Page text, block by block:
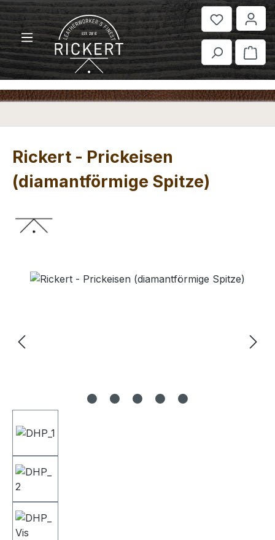
Zum Hauptinhalt springen
Rickert - Prickeisen
(diamantförmige Spitze)
Bildergalerie überspringen